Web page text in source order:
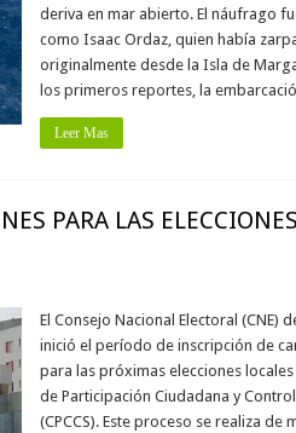
deriva en mar abierto. El náufrago
como Isaac Ordaz, quien había
originalmente desde la Isla de
los primeros reportes, la
Leer Mas
PARA LAS ELECCIONES
El Consejo Nacional Electoral (CNE)
inició el período de inscripción de
para las próximas elecciones
de Participación Ciudadana y Control
(CPCCS). Este proceso se realiza de